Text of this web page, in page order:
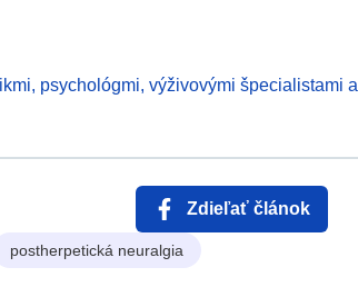
psychológmi, výživovými špecialistami a
Zdieľať článok
postherpetická neuralgia